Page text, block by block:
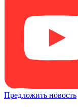
Предложить новость